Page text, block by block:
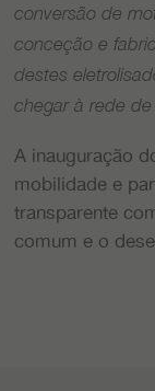
conversão de
conceção e
destes
chegar à rede de
A inauguração
mobilidade e
transparente
comum e o